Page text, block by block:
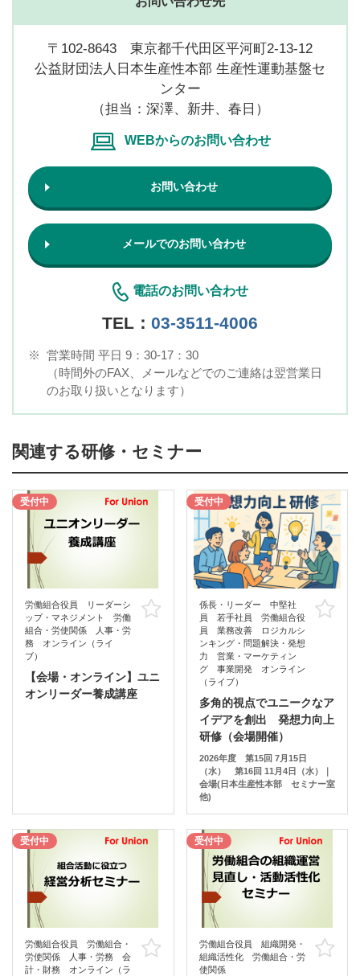
〒102-8643 東京都千代田区平河町2-13-12
公益財団法人日本生産性本部 生産性運動基盤セ
ンター
（担当：深澤、新井、春日）
WEBからのお問い合わせ
お問い合わせ
メールでのお問い合わせ
電話のお問い合わせ
TEL： 03-3511-4006
※ 営業時間 平日 9：30-17：30
（時間外のFAX、メールなどでのご連絡は翌営業日
のお取り扱いとなります）
関連する研修・セミナー
受付中
労働組合役員 リーダーシ
ップ・マネジメント 労働
組合・労使関係 人事・労
務 オンライン（ライ
ブ）
お気に入り
【会場・オンライン】ユニ
オンリーダー養成講座
受付中
係長・リーダー 中堅社
員 若手社員 労働組合役
員 業務改善 ロジカルシ
ンキング・問題解決・発想
力 営業・マーケティン
グ 事業開発 オンライン
（ライブ）
多角的視点でユニークなア
イデアを創出 発想力向上
研修（会場開催）
2026年度 第15回 7月15日
（水） 第16回 11月4日（水）｜
会場(日本生産性本部 セミナー室
他)
受付中
労働組合役員 労働組合・
労使関係 人事・労務 会
計・財務 オンライン（ラ
お気に入り
受付中
労働組合役員 組織開発・
組織活性化 労働組合・労
使関係